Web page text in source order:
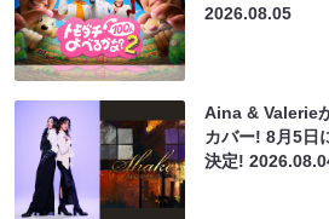
2026.08.05
Aina & Valerie
カバー! 8月5日
決定!